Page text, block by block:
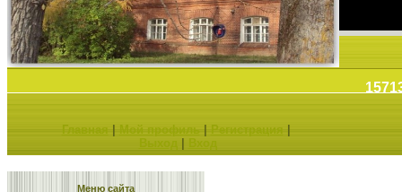
Главная Мой профиль Регистрация
Выход| Вход
Меню сайта